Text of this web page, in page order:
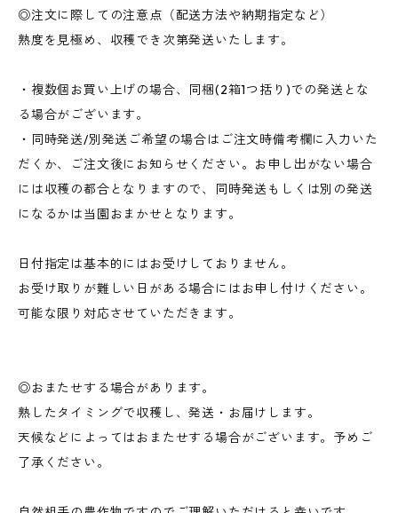
◎注文に際しての注意点（配送方法や納期指定など）
熟度を見極め、収穫でき次第発送いたします。
・複数個お買い上げの場合、同梱(2箱1つ括り)での発送とな
る場合がございます。
・同時発送/別発送ご希望の場合はご注文時備考欄に入力いた
だくか、ご注文後にお知らせください。お申し出がない場合
には収穫の都合となりますので、同時発送もしくは別の発送
になるかは当園おまかせとなります。
日付指定は基本的にはお受けしておりません。
お受け取りが難しい日がある場合にはお申し付けください。
可能な限り対応させていただきます。
◎おまたせする場合があります。
熟したタイミングで収穫し、発送・お届けします。
天候などによってはおまたせする場合がございます。予めご
了承ください。